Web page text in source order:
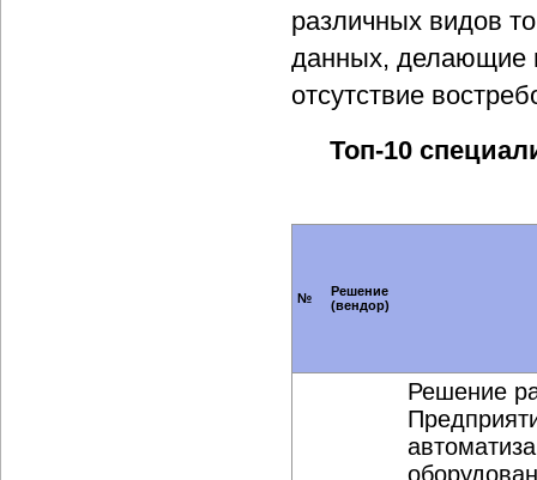
различных видов
данных, делающие
отсутствие
Топ-10
№
Решение
(вендор)
Решение